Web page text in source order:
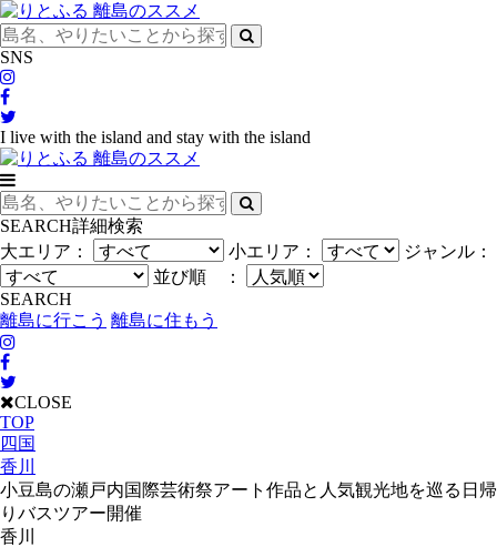
SNS
I live with the island and stay with the island
SEARCH詳細検索
大エリア：
小エリア：
ジャンル：
並び順 ：
SEARCH
離島に行こう 離島に住もう
CLOSE
TOP
四国
香川
小豆島の瀬戸内国際芸術祭アート作品と人気観光地を巡る日帰
りバスツアー開催
香川